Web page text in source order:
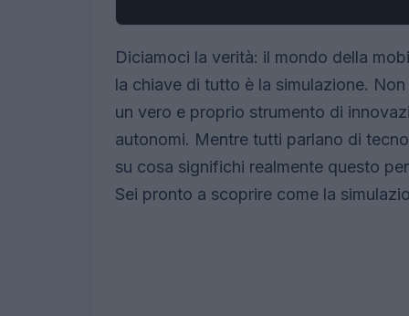
Diciamoci la verità: il mondo della
la chiave di tutto è la simulazione.
un vero e proprio strumento di
autonomi. Mentre tutti parlano di
su cosa significhi realmente questo
Sei pronto a scoprire come la